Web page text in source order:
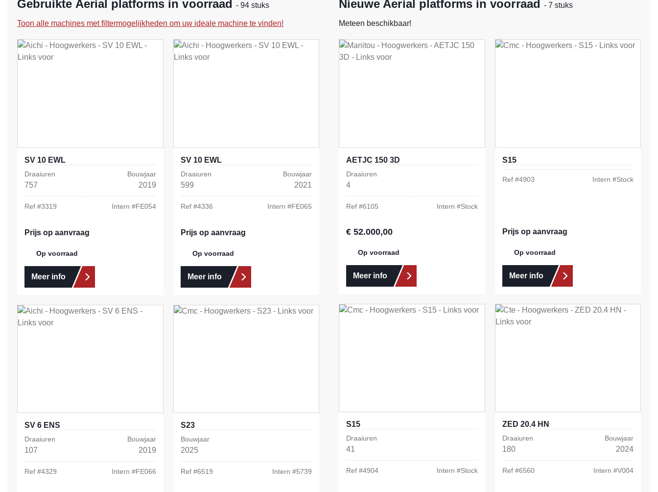
Gebruikte Aerial platforms in voorraad - 94 stuks
Toon alle machines met filtermogelijkheden om uw ideale machine te vinden!
SV 10 EWL
Draaiuren
757
Bouwjaar
2019
Ref #3319 Intern #FE054
Prijs op aanvraag
Op voorraad
Meer info
SV 10 EWL
Draaiuren
599
Bouwjaar
2021
Ref #4336 Intern #FE065
Prijs op aanvraag
Op voorraad
Meer info
SV 6 ENS
Draaiuren
107
Bouwjaar
2019
Ref #4329 Intern #FE066
S23
Bouwjaar
2025
Ref #6519 Intern #5739
Nieuwe Aerial platforms in voorraad - 7 stuks
Meteen beschikbaar!
AETJC 150 3D
Draaiuren
4
Ref #6105 Intern #Stock
Normale prijs:
€ 52.000,00
Op voorraad
Meer info
S15
Ref #4903 Intern #Stock
Prijs op aanvraag
Op voorraad
Meer info
S15
Draaiuren
41
Ref #4904 Intern #Stock
ZED 20.4 HN
Draaiuren
180
Bouwjaar
2024
Ref #6560 Intern #V004